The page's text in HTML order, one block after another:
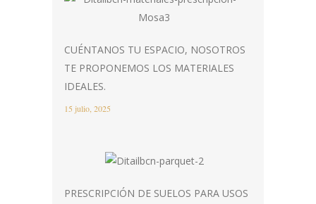
CUÉNTANOS TU ESPACIO, NOSOTROS
TE PROPONEMOS LOS MATERIALES
IDEALES.
15 julio, 2025
PRESCRIPCIÓN DE SUELOS PARA USOS